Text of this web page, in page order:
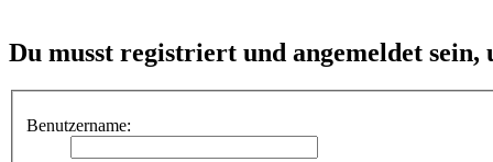
Du musst registriert und angemeldet sein,
Benutzername: